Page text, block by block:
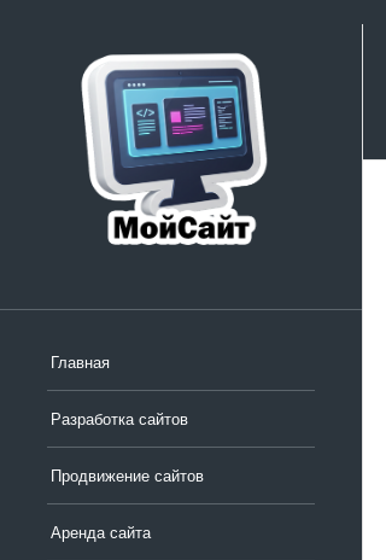
Главная
Разработка сайтов
Продвижение сайтов
Аренда сайта